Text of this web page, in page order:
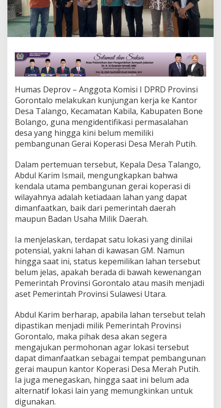
A
S
H
A
N
O
P
D
E
S
D
I
E
S
A
T
A
L
A
G
O
Humas Deprov – Anggota Komisi I DPRD Provinsi
Gorontalo melakukan kunjungan kerja ke Kantor
Desa Talango, Kecamatan Kabila, Kabupaten Bone
Bolango, guna mengidentifikasi permasalahan
desa yang hingga kini belum memiliki
pembangunan Gerai Koperasi Desa Merah Putih.
Dalam pertemuan tersebut, Kepala Desa Talango,
Abdul Karim Ismail, mengungkapkan bahwa
kendala utama pembangunan gerai koperasi di
wilayahnya adalah ketiadaan lahan yang dapat
dimanfaatkan, baik dari pemerintah daerah
maupun Badan Usaha Milik Daerah.
Ia menjelaskan, terdapat satu lokasi yang dinilai
potensial, yakni lahan di kawasan GM. Namun
hingga saat ini, status kepemilikan lahan tersebut
belum jelas, apakah berada di bawah kewenangan
Pemerintah Provinsi Gorontalo atau masih menjadi
aset Pemerintah Provinsi Sulawesi Utara.
Abdul Karim berharap, apabila lahan tersebut telah
dipastikan menjadi milik Pemerintah Provinsi
Gorontalo, maka pihak desa akan segera
mengajukan permohonan agar lokasi tersebut
dapat dimanfaatkan sebagai tempat pembangunan
gerai maupun kantor Koperasi Desa Merah Putih.
Ia juga menegaskan, hingga saat ini belum ada
alternatif lokasi lain yang memungkinkan untuk
digunakan.